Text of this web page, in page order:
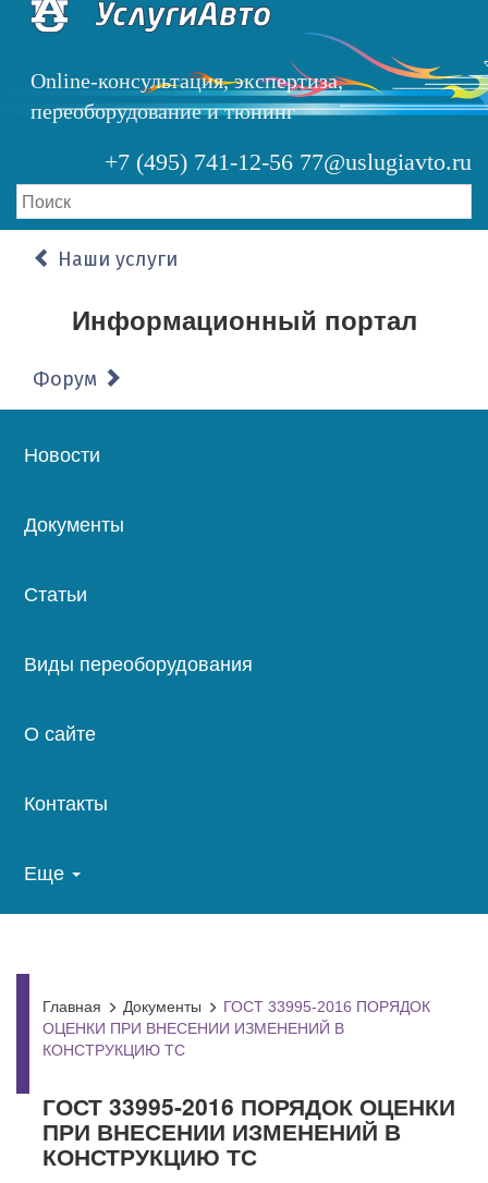
Перейти
содержанию
Online-консультация, экспертиза,
переоборудование и тюнинг
+7 (495) 741-12-56 77@uslugiavto.ru
Наши услуги
Информационный портал
Форум
Основная
Новости
Документы
Статьи
Виды переоборудования
О сайте
Контакты
Еще
Главная Документы
ГОСТ 33995-2016 ПОРЯДОК
ОЦЕНКИ ПРИ ВНЕСЕНИИ ИЗМЕНЕНИЙ В
КОНСТРУКЦИЮ ТС
ГОСТ 33995-2016 ПОРЯДОК ОЦЕНКИ
ПРИ ВНЕСЕНИИ ИЗМЕНЕНИЙ В
КОНСТРУКЦИЮ ТС